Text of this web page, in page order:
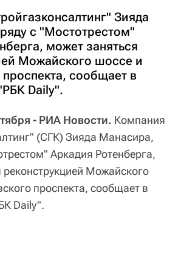
Зияда
с "Мостотрестом"
может заняться
Можайского шоссе и
проспекта, сообщает в
Daily".
- РИА Новости. Компания
(СГК) Зияда Манасира,
Аркадия Ротенберга,
реконструкцией Можайского
проспекта, сообщает в
Daily".